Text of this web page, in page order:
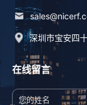
深圳市宝安四
在线留言